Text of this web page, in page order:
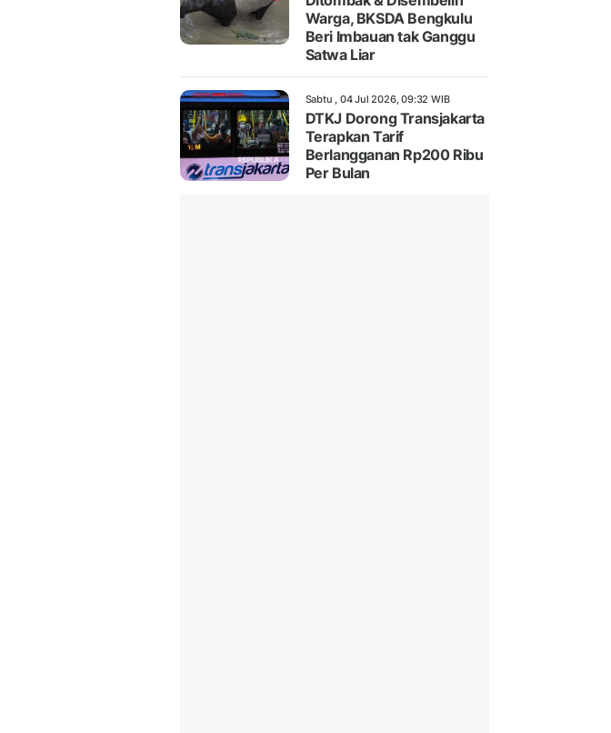
Warga, BKSDA Bengkulu
Beri Imbauan tak Ganggu
Satwa Liar
Sabtu , 04 Jul 2026, 09:32 WIB
DTKJ Dorong Transjakarta
Terapkan Tarif
Berlangganan Rp200 Ribu
Per Bulan